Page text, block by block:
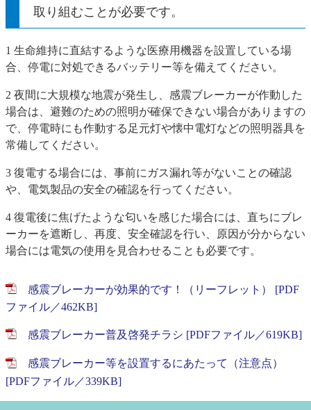
取り組むことが必要です。
1 生命維持に直結するような医療用機器を設置している場
合、停電に対処できるバッテリー等を備えてください。
2 夜間に大規模な地震が発生し、感震ブレーカーが作動した
場合は、避難のための照明が確保できない場合がありますの
で、停電時にも作動する足元灯や懐中電灯などの照明器具を
常備してください。
3 復電する場合には、事前にガス漏れ等がないことの確認
や、電気製品の安全の確認を行ってください。
4 復電後に焦げたような匂いを感じた場合には、直ちにブレ
ーカーを遮断し、再度、安全確認を行い、原因が分からない
場合には電気の使用を見合わせることも必要です。
感震ブレーカーが効果的です！（リーフレット） [PDF
ファイル／462KB]
感震ブレーカー普及啓発チラシ [PDFファイル／619KB]
感震ブレーカー等を設置するにあたって（注意点）
[PDFファイル／339KB]